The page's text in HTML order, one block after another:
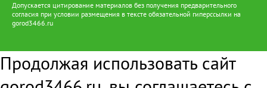
Допускается цитирование материалов без получения предварительного
согласия при условии размещения в тексте обязательной гиперссылки на
gorod3466.ru
Продолжая использовать сайт